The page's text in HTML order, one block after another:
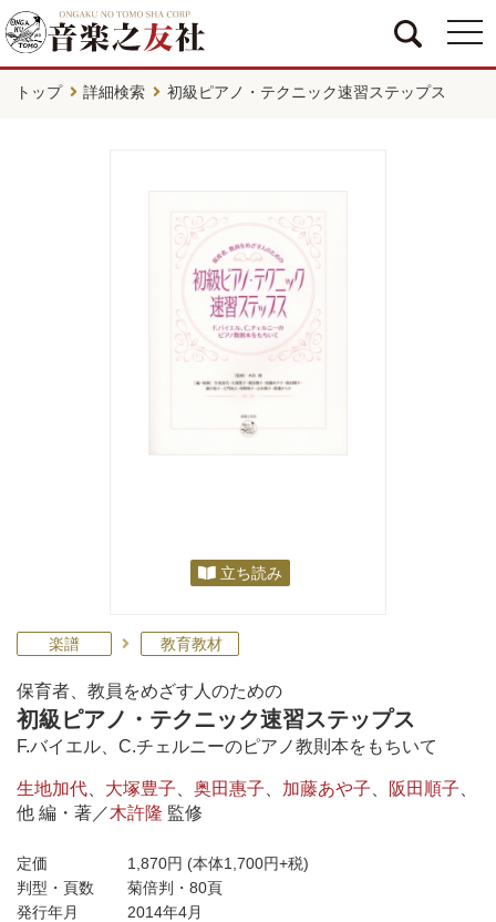
トップ 詳細検索 初級ピアノ・テクニック速習ステップス
立ち読み
楽譜 教育教材
保育者、教員をめざす人のための
初級ピアノ・テクニック速習ステップス
F.バイエル、C.チェルニーのピアノ教則本をもちいて
生地加代 大塚豊子 奥田惠子 加藤あや子 阪田順子
他 編・著／木許隆 監修
定価 1,870円 (本体1,700円+税)
判型・頁数
菊倍判・80頁
発行年月
2014年4月